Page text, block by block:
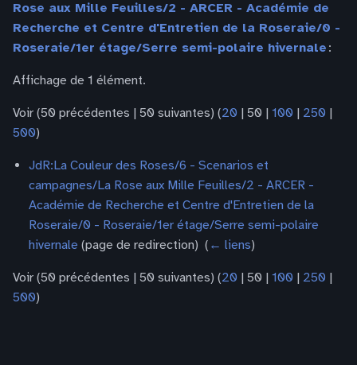
Rose aux Mille Feuilles/2 - ARCER - Académie de
Recherche et Centre d'Entretien de la Roseraie/0 -
Roseraie/1er étage/Serre semi-polaire hivernale :
Affichage de 1 élément.
Voir (50 précédentes | 50 suivantes) (20 | 50 | 100 | 250 |
500)
JdR:La Couleur des Roses/6 - Scenarios et
campagnes/La Rose aux Mille Feuilles/2 - ARCER -
Académie de Recherche et Centre d'Entretien de la
Roseraie/0 - Roseraie/1er étage/Serre semi-polaire
hivernale (page de redirection) ‎ ( ← liens)
Voir (50 précédentes | 50 suivantes) (20 | 50 | 100 | 250 |
500)